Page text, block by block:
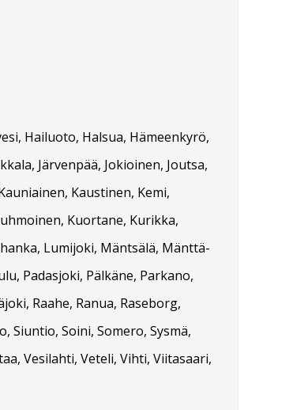
Hailuoto, Halsua, Hämeenkyrö,
Järvenpää, Jokioinen, Joutsa,
Kaustinen, Kemi,
Kuortane, Kurikka,
Lumijoki, Mäntsälä, Mänttä-
Padasjoki, Pälkäne, Parkano,
Raahe, Ranua, Raseborg,
Siuntio, Soini, Somero, Sysmä,
Vesilahti, Veteli, Vihti, Viitasaari,